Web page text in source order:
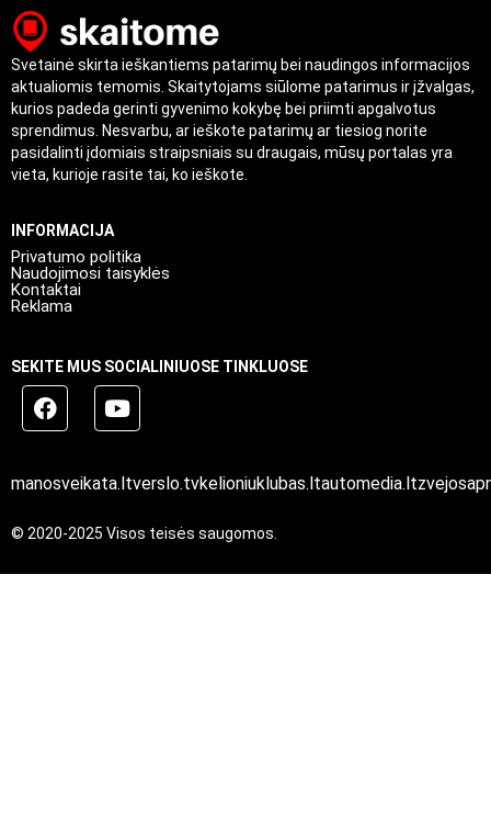
Svetainė skirta ieškantiems patarimų bei naudingos informacijos
aktualiomis temomis. Skaitytojams siūlome patarimus ir įžvalgas,
kurios padeda gerinti gyvenimo kokybę bei priimti apgalvotus
sprendimus. Nesvarbu, ar ieškote patarimų ar tiesiog norite
pasidalinti įdomiais straipsniais su draugais, mūsų portalas yra
vieta, kurioje rasite tai, ko ieškote.
INFORMACIJA
Privatumo politika
Naudojimosi taisyklės
Kontaktai
Reklama
SEKITE MUS SOCIALINIUOSE TINKLUOSE
manosveikata.ltverslo.tvkelioniuklubas.ltautomedia.lt
© 2020-2025 Visos teisės saugomos.